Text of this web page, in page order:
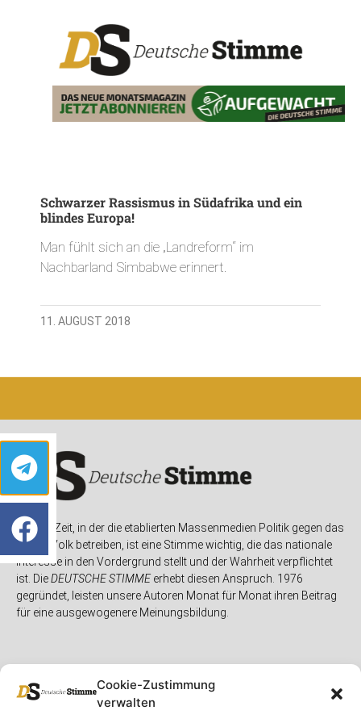
Cookie-Zustimmung
verwalten
Schwarzer Rassismus in Südafrika und ein
blindes Europa!
Man fühlt sich an die „Landreform“ im
Nachbarland Simbabwe erinnert.
11. AUGUST 2018
In einer Zeit, in der die etablierten Massenmedien Politik gegen das
eigene Volk betreiben, ist eine Stimme wichtig, die das nationale
Interesse in den Vordergrund stellt und der Wahrheit verpflichtet
ist. DieDEUTSCHE STIMMEerhebt diesen Anspruch. 1976
gegründet, leisten unsere Autoren Monat für Monat ihren Beitrag
für eine ausgewogenere Meinungsbildung.